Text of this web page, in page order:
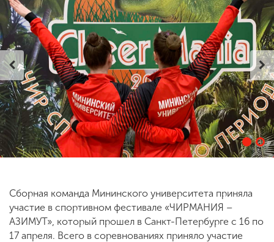
Студенческая жизнь
Сведения об
образовательной
организации
ENG SPN CHI
Приемная
комиссия
+7 (831) 262-26-20
Сборная команда Мининского университета приняла
участие в спортивном фестивале «ЧИРМАНИЯ –
АЗИМУТ», который прошел в Санкт-Петербурге с 16 по
17 апреля. Всего в соревнованиях приняло участие